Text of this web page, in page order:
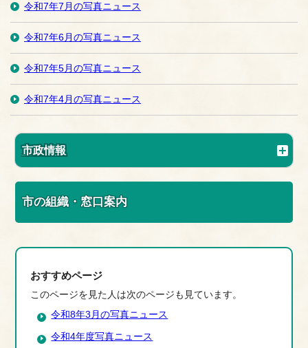
令和7年7月の写真ニュース
令和7年6月の写真ニュース
令和7年5月の写真ニュース
令和7年4月の写真ニュース
市政情報
市の組織・窓口案内
おすすめページ
このページを見た人は次のページも見ています。
令和8年3月の写真ニュース
令和4年度写真ニュース